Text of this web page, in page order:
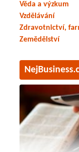
Věda a výzkum
Vzdělávání
Zdravotnictví,
Zemědělství